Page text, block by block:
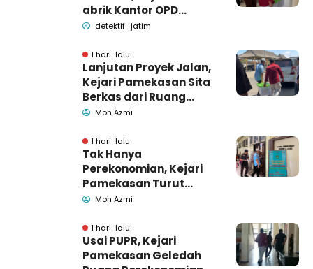
abrik Kantor OPD
Pemkab Pamekasan
detektif_jatim
1 hari lalu
Lanjutan Proyek Jalan,
Kejari Pamekasan Sita
Berkas dari Ruang
Pemkab Pamekasan
Moh Azmi
1 hari lalu
Tak Hanya
Perekonomian, Kejari
Pamekasan Turut
Geledah Ruang
Jasa
Moh Azmi
1 hari lalu
Usai PUPR, Kejari
Pamekasan Geledah